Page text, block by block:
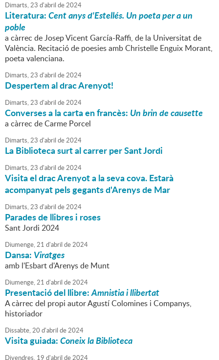
Dimarts,23 d'abril de2024
Literatura:Cent anys d'Estellés. Un poeta per a un
poble
a càrrec de Josep Vicent García-Raffi, de la Universitat de
València. Recitació de poesies amb Christelle Enguix Morant,
poeta valenciana.
Dimarts,23 d'abril de2024
Despertem al drac Arenyot!
Dimarts,23 d'abril de2024
Converses a la carta en francès: Un brin de causette
a càrrec de Carme Porcel
Dimarts,23 d'abril de2024
La Biblioteca surt al carrer per Sant Jordi
Dimarts,23 d'abril de2024
Visita el drac Arenyot a la seva cova. Estarà
acompanyat pels gegants d'Arenys de Mar
Dimarts,23 d'abril de2024
Parades de llibres i roses
Sant Jordi 2024
Diumenge,21 d'abril de2024
Dansa: Viratges
amb l'Esbart d'Arenys de Munt
Diumenge,21 d'abril de2024
Presentació del llibre:Amnistia i llibertat
A càrrec del propi autor Agustí Colomines i Companys,
historiador
Dissabte,20 d'abril de2024
Visita guiada:Coneix la Biblioteca
Divendres, 19 d'abril de2024